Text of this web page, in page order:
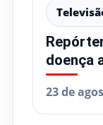
doença
23 de